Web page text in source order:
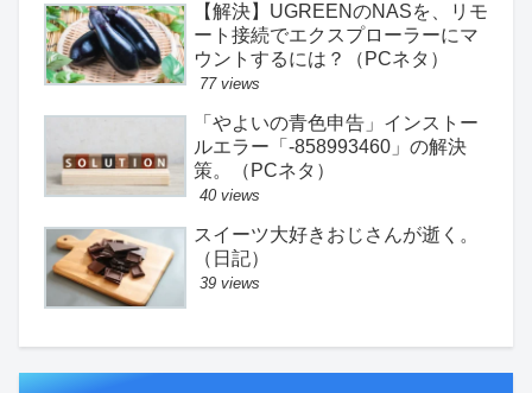
【解決】UGREENのNASを、リモ
ート接続でエクスプローラーにマ
ウントするには？（PCネタ）
77 views
「やよいの青色申告」インストー
ルエラー「-858993460」の解決
策。（PCネタ）
40 views
スイーツ大好きおじさんが逝く。
（日記）
39 views